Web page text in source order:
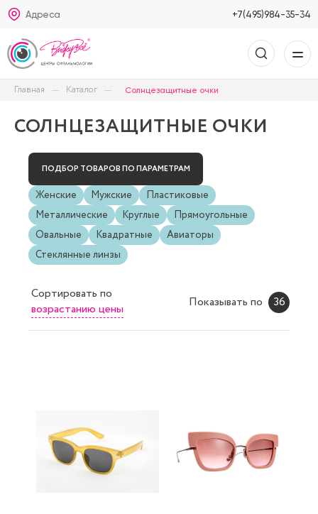
Адреса +7(495)984-35-34
Главная Каталог Солнцезащитные очки
СОЛНЦЕЗАЩИТНЫЕ ОЧКИ
ПОДБОР ТОВАРОВ ПО ПАРАМЕТРАМ
Женские Мужские
Пластиковые
Металлические
Круглые
Прямоугольные
Овальные
Квадратные
Авиаторы
Стеклянные линзы
Сортировать по
возрастанию цены
Показывать по 36